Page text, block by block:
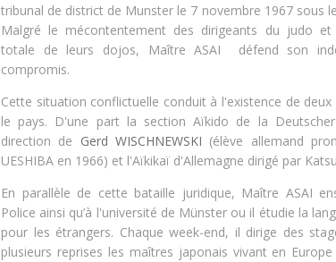
tribunal de district de Munster le 7 novembre 1967 sous
Malgré le mécontentement des dirigeants du judo et
totale de leurs dojos, Maître ASAI défend son
compromis.
Cette situation conflictuelle conduit à l'existence de
le pays. D'une part la section Aïkido de la
direction de Gerd WISCHNEWSKI (élève allemand
UESHIBA en 1966) et l'Aïkikaï d'Allemagne dirigé par
En parallèle de cette bataille juridique, Maître ASAI
Police ainsi qu’à l'université de Münster ou il étudie la
pour les étrangers. Chaque week-end, il dirige des
plusieurs reprises les maîtres japonais vivant en